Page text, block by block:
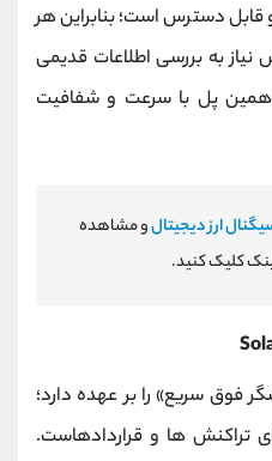
دسترس است؛ بنابراین هر
نیاز به بررسی اطلاعات قدیمی
همین پل با سرعت و شفافیت
ارز دیجیتالو مشاهده
کلیک کنید.
فوق ‌سریع» را بر عهده دارد؛
تراکنش ‌ها و قراردادهاست.